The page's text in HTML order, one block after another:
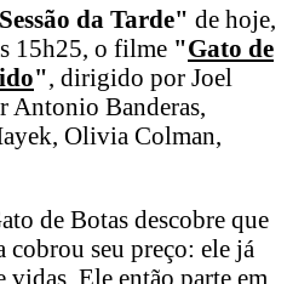
da Tarde" de hoje,
15h25, o filme "Gato de
", dirigido por Joel
Antonio Banderas,
Olivia Colman,
de Botas descobre que
cobrou seu preço: ele já
vidas. Ele então parte em